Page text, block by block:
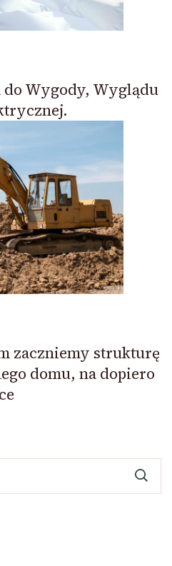
Wygody, Wyglądu
zaczniemy strukturę
domu, na dopiero